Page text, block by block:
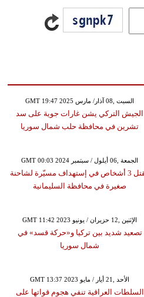
GMT 19:47 2025 السبت ,08 آذار/ مارس
الجيش التركي يشن غارات جوية على سد
تشرين في محافظة حلب شمال سوريا
GMT 00:03 2024 الجمعة ,06 أيلول / سبتمبر
مقتل 3 أشخاص في إستهداف مسيّرة لشاحنة
صغيرة في محافظة السليمانية
GMT 11:42 2023 الإثنين ,12 حزيران / يونيو
تصعيد شديد بين تركيا و«حركة قسد» في
شمال سوريا
GMT 13:37 2023 الأحد ,21 أيار / مايو
السلطات العراقية تنفي هجوم قواتها على